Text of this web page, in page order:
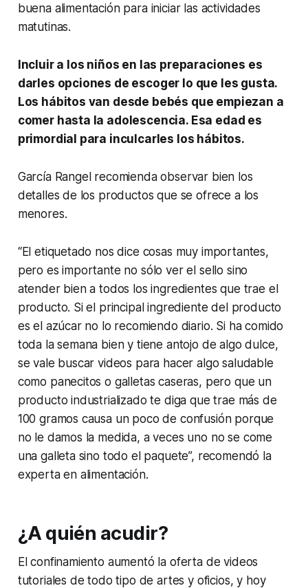
buena alimentación para iniciar las actividades
matutinas.
Incluir a los niños en las preparaciones es
darles opciones de escoger lo que les gusta.
Los hábitos van desde bebés que empiezan a
comer hasta la adolescencia. Esa edad es
primordial para inculcarles los hábitos.
García Rangel recomienda observar bien los
detalles de los productos que se ofrece a los
menores.
“El etiquetado nos dice cosas muy importantes,
pero es importante no sólo ver el sello sino
atender bien a todos los ingredientes que trae el
producto. Si el principal ingrediente del producto
es el azúcar no lo recomiendo diario. Si ha comido
toda la semana bien y tiene antojo de algo dulce,
se vale buscar videos para hacer algo saludable
como panecitos o galletas caseras, pero que un
producto industrializado te diga que trae más de
100 gramos causa un poco de confusión porque
no le damos la medida, a veces uno no se come
una galleta sino todo el paquete”, recomendó la
experta en alimentación.
¿A quién acudir?
El confinamiento aumentó la oferta de videos
tutoriales de todo tipo de artes y oficios, y hoy